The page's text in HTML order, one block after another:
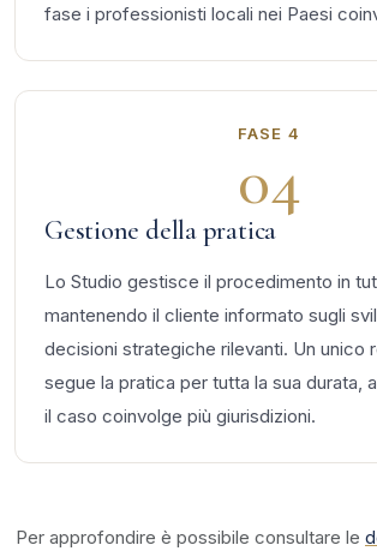
fase i professionisti locali nei Paesi
FASE 4
04
Gestione della pratica
Lo Studio gestisce il procedimento in
mantenendo il cliente informato sugli
decisioni strategiche rilevanti. Un unico
segue la pratica per tutta la sua durata,
il caso coinvolge più giurisdizioni.
Per approfondire è possibile consultare le